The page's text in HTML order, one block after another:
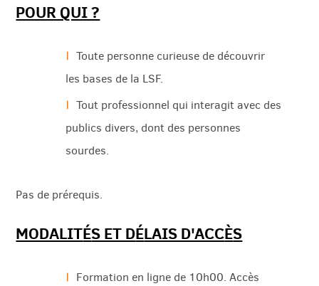
POUR QUI ?
Toute personne curieuse de découvrir
les bases de la LSF.
Tout professionnel qui interagit avec des
publics divers, dont des personnes
sourdes.
Pas de prérequis.
MODALITÉS ET DÉLAIS D'ACCÈS
Formation en ligne de 10h00. Accès